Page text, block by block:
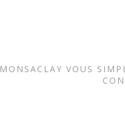
MONSACLAY VOUS